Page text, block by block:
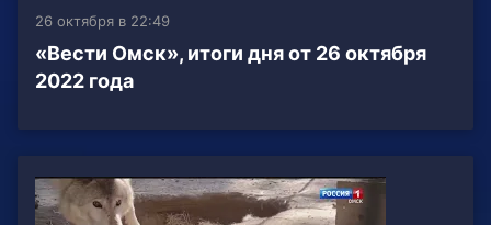
26 октября в 22:49
«Вести Омск», итоги дня от 26 октября
2022 года